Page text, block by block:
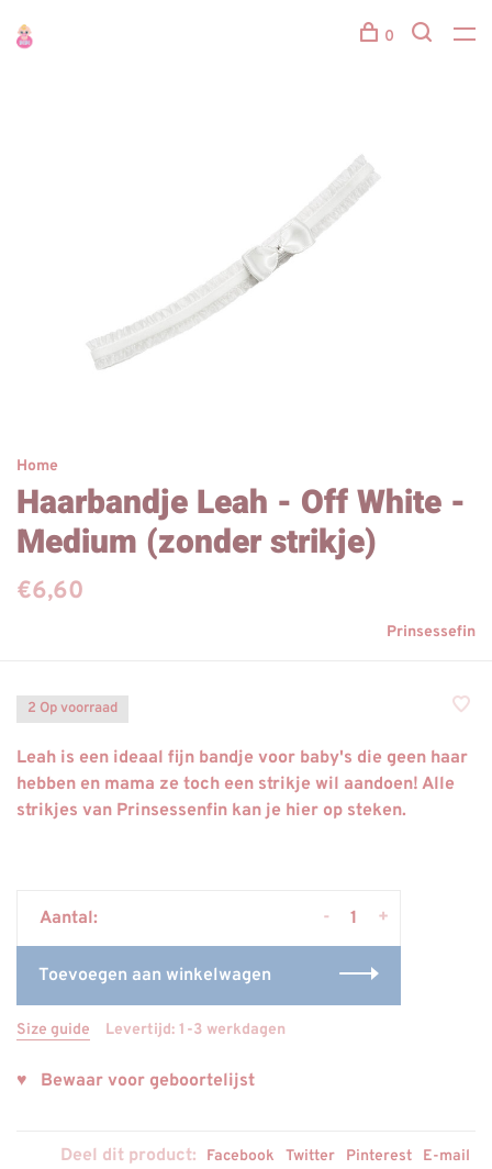
0
Home
Haarbandje Leah - Off White -
Medium (zonder strikje)
€6,60
Prinsessefin
2 Op voorraad
Leah is een ideaal fijn bandje voor baby's die geen haar
hebben en mama ze toch een strikje wil aandoen! Alle
strikjes van Prinsessenfin kan je hier op steken.
Aantal: +
-
Toevoegen aan winkelwagen
Size guide Levertijd: 1-3 werkdagen
♥ Bewaar voor geboortelijst
Deel dit product: Facebook Twitter Pinterest E-mail